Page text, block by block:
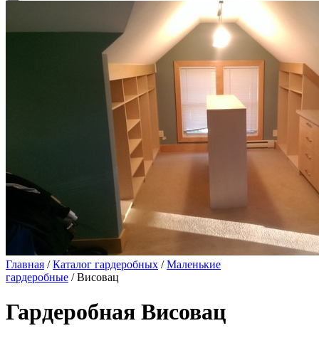
Главная /Каталог гардеробных /Маленькие
гардеробные / Висовац
Гардеробная Висовац